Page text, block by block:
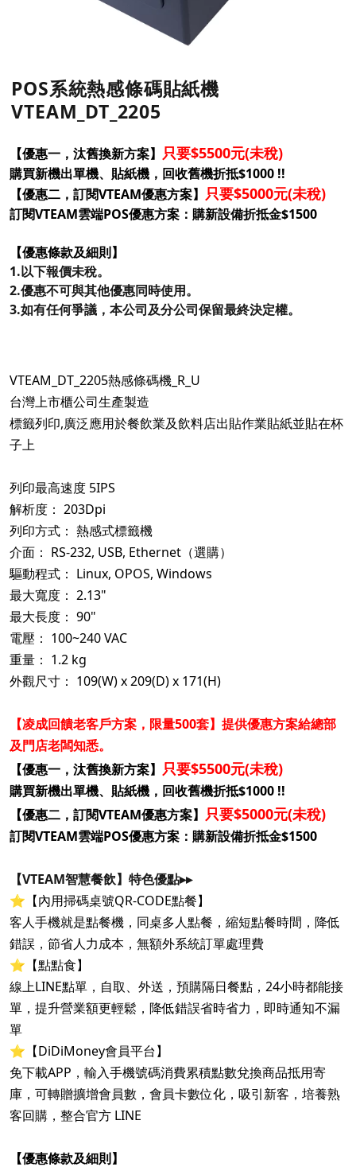
POS系統熱感條碼貼紙機
VTEAM_DT_2205
【優惠一，汰舊換新方案】 只要$5500元(未稅)
購買新機出單機、貼紙機，回收舊機折抵$1000 !!
【優惠二，訂閱VTEAM優惠方案】 只要$5000元(未稅)
訂閱VTEAM雲端POS優惠方案：購新設備折抵金$1500
【優惠條款及細則】
1.以下報價未稅。
2.優惠不可與其他優惠同時使用。
3.如有任何爭議，本公司及分公司保留最終決定權。
VTEAM_DT_2205熱感條碼機_R_U
台灣上市櫃公司生產製造
標籤列印,廣泛應用於餐飲業及飲料店出貼作業貼紙並貼在杯
子上
列印最高速度 5IPS
解析度： 203Dpi
列印方式： 熱感式標籤機
介面： RS-232, USB, Ethernet（選購）
驅動程式： Linux, OPOS, Windows
最大寬度： 2.13"
最大長度： 90"
電壓： 100~240 VAC
重量： 1.2 kg
外觀尺寸： 109(W) x 209(D) x 171(H)
【凌成回饋老客戶方案，限量500套】提供優惠方案給總部
及門店老闆知悉。
【優惠一，汰舊換新方案】 只要$5500元(未稅)
購買新機出單機、貼紙機，回收舊機折抵$1000 !!
【優惠二，訂閱VTEAM優惠方案】 只要$5000元(未稅)
訂閱VTEAM雲端POS優惠方案：購新設備折抵金$1500
【VTEAM智慧餐飲】特色優點▸▸
⭐️ 【內用掃碼桌號QR-CODE點餐】
客人手機就是點餐機，同桌多人點餐，縮短點餐時間，降低
錯誤，節省人力成本， 無額外系統訂單處理費
⭐️【點點食】
線上LINE點單，自取、外送，預購隔日餐點，24小時都能接
單，提升營業額更輕鬆， 降低錯誤省時省力，即時通知不漏
單
⭐️【DiDiMoney會員平台】
免下載APP，輸入手機號碼消費累積點數兌換商品抵用寄
庫，可轉贈擴增會員數， 會員卡數位化，吸引新客，培養熟
客回購，整合官方 LINE
【優惠條款及細則】